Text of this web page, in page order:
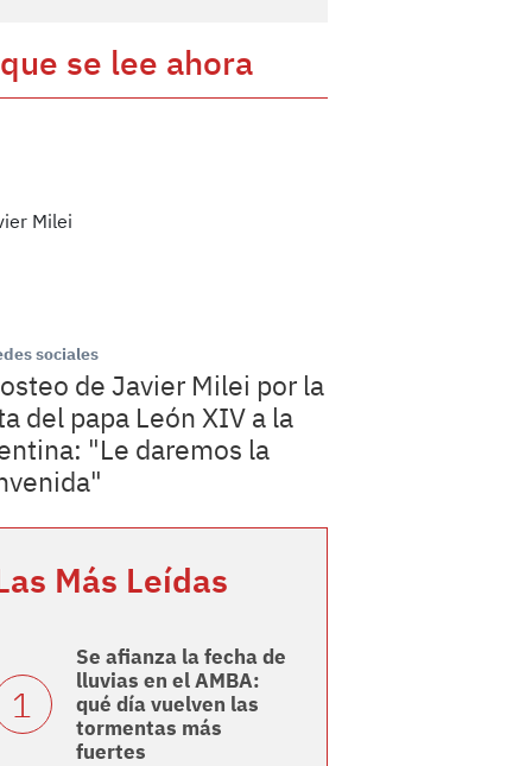
se lee ahora
sociales
de Javier Milei por la
del papa León XIV a la
"Le daremos la
Más Leídas
Se afianza la fecha de
lluvias en el AMBA:
qué día vuelven las
tormentas más
fuertes